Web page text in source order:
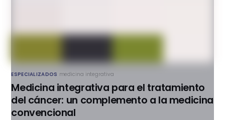
ESPECIALIZADOS medicina integrativa
Medicina integrativa para el tratamiento
del cáncer: un complemento a la medicina
convencional